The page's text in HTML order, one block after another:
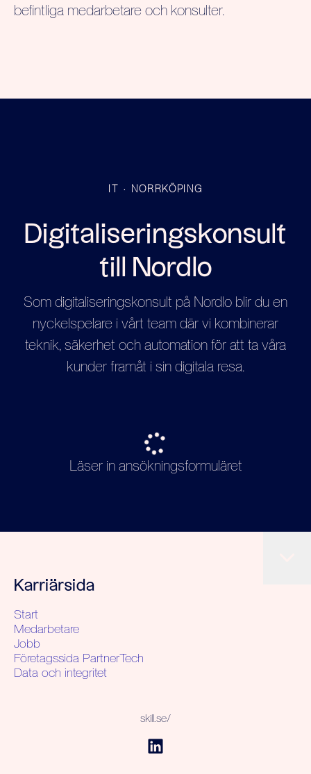
befintliga medarbetare och konsulter.
IT · NORRKÖPING
Digitaliseringskonsult
till Nordlo
Som digitaliseringskonsult på Nordlo blir du en
nyckelspelare i vårt team där vi kombinerar
teknik, säkerhet och automation för att ta våra
kunder framåt i sin digitala resa.
Läser in ansökningsformuläret
Karriärsida
Start
Medarbetare
Jobb
Företagssida PartnerTech
Data och integritet
skill.se/